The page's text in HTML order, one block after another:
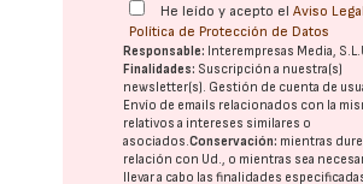
He leído y acepto elAviso Legal
Política de Protección de Datos
Responsable: Interempresas Media,
Finalidades: Suscripción a nuestra(s)
newsletter(s). Gestión de cuenta de
Envío de emails relacionados con la
relativos a intereses similares o
asociados.Conservación: mientras dure
relación con Ud., o mientras sea
llevar a cabo las finalidades